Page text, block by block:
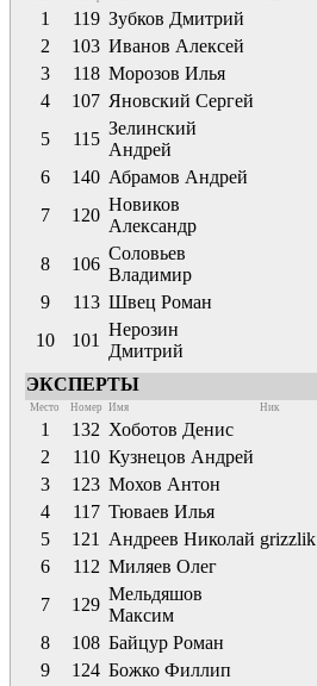
1 119 Зубков Дмитрий
2
103 Иванов Алексей
3
118 Морозов Илья
4
107 Яновский Сергей
5
115
Зелинский
Андрей
6
140 Абрамов Андрей
7
120
Новиков
Александр
8 106
Соловьев
Владимир
9
113 Швец Роман
10
101
Нерозин
Дмитрий
ЭКСПЕРТЫ
Место Номер Имя Ник
1 132 Хоботов Денис
2
110 Кузнецов Андрей
3
123 Мохов Антон
4
117 Тюваев Илья
5
121 Андреев Николай grizzlik
6
112 Миляев Олег
7
129
Мельдяшов
Максим
8
108 Байцур Роман
9
124 Божко Филлип